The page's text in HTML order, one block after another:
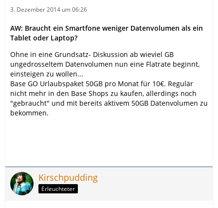
3. Dezember 2014 um 06:26
AW: Braucht ein Smartfone weniger Datenvolumen als ein
Tablet oder Laptop?
Ohne in eine Grundsatz- Diskussion ab wieviel GB
ungedrosseltem Datenvolumen nun eine Flatrate beginnt,
einsteigen zu wollen...
Base GO Urlaubspaket 50GB pro Monat für 10€. Regulär
nicht mehr in den Base Shops zu kaufen, allerdings noch
"gebraucht" und mit bereits aktivem 50GB Datenvolumen zu
bekommen.
Kirschpudding
Erleuchteter